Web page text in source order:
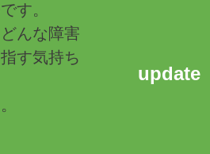
す。
んな障害
す気持ち
update